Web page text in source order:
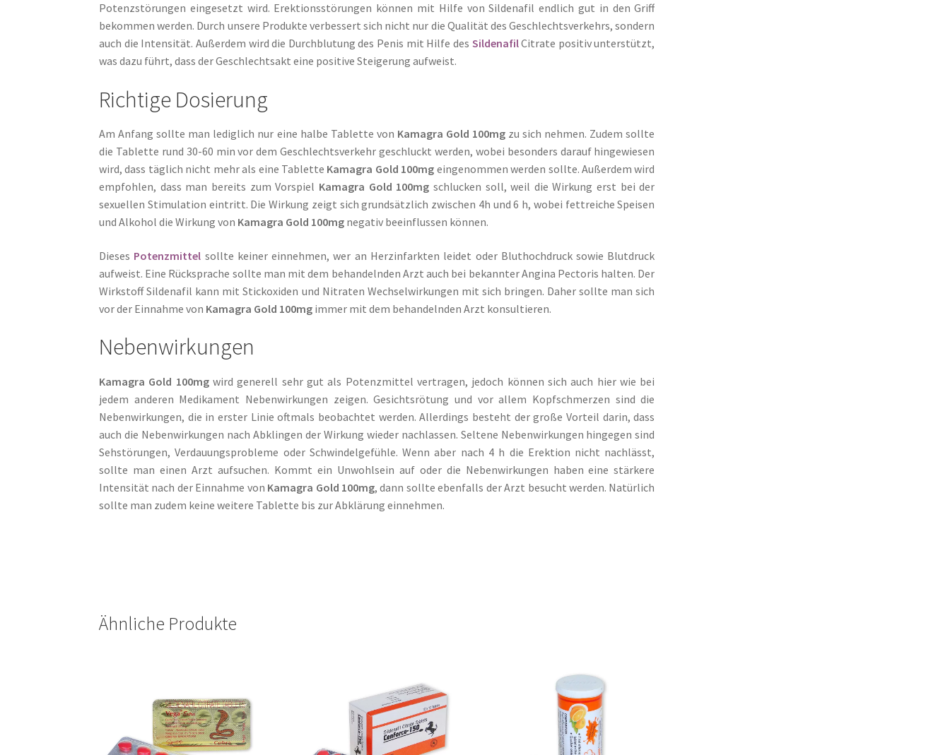
Potenzstörungen eingesetzt wird. Erektionsstörungen können mit Hilfe von Sildenafil endlich gut in den Griff
bekommen werden. Durch unsere Produkte verbessert sich nicht nur die Qualität des Geschlechtsverkehrs, sondern
auch die Intensität. Außerdem wird die Durchblutung des Penis mit Hilfe des SildenafilCitrate positiv unterstützt,
was dazu führt, dass der Geschlechtsakt eine positive Steigerung aufweist.
Richtige Dosierung
Am Anfang sollte man lediglich nur eine halbe Tablette von Kamagra Gold 100mg zu sich nehmen. Zudem sollte
die Tablette rund 30-60 min vor dem Geschlechtsverkehr geschluckt werden, wobei besonders darauf hingewiesen
wird, dass täglich nicht mehr als eine Tablette Kamagra Gold 100mg eingenommen werden sollte. Außerdem wird
empfohlen, dass man bereits zum Vorspiel Kamagra Gold 100mg schlucken soll, weil die Wirkung erst bei der
sexuellen Stimulation eintritt. Die Wirkung zeigt sich grundsätzlich zwischen 4h und 6 h, wobei fettreiche Speisen
und Alkohol die Wirkung von Kamagra Gold 100mg negativ beeinflussen können.
Dieses Potenzmittel sollte keiner einnehmen, wer an Herzinfarkten leidet oder Bluthochdruck sowie Blutdruck
aufweist. Eine Rücksprache sollte man mit dem behandelnden Arzt auch bei bekannter Angina Pectoris halten. Der
Wirkstoff Sildenafil kann mit Stickoxiden und Nitraten Wechselwirkungen mit sich bringen. Daher sollte man sich
vor der Einnahme von Kamagra Gold 100mg immer mit dem behandelnden Arzt konsultieren.
Nebenwirkungen
Kamagra Gold 100mgwird generell sehr gut als Potenzmittel vertragen, jedoch können sich auch hier wie bei
jedem anderen Medikament Nebenwirkungen zeigen. Gesichtsrötung und vor allem Kopfschmerzen sind die
Nebenwirkungen, die in erster Linie oftmals beobachtet werden. Allerdings besteht der große Vorteil darin, dass
auch die Nebenwirkungen nach Abklingen der Wirkung wieder nachlassen. Seltene Nebenwirkungen hingegen sind
Sehstörungen, Verdauungsprobleme oder Schwindelgefühle. Wenn aber nach 4 h die Erektion nicht nachlässt,
sollte man einen Arzt aufsuchen. Kommt ein Unwohlsein auf oder die Nebenwirkungen haben eine stärkere
Intensität nach der Einnahme von Kamagra Gold 100mg, dann sollte ebenfalls der Arzt besucht werden. Natürlich
sollte man zudem keine weitere Tablette bis zur Abklärung einnehmen.
Ähnliche Produkte